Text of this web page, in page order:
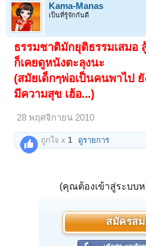
Kama-Manas
เป็นที่รู้จักกันดี
ธรรมชาติมักยุติธรรมเสมอ
ก็เคยดูหนังตะลุงนะ
(สมัยเด็กๆพ่อเป็นคนพาไป
มีความสุข เฮ้อ...)
28 พฤศจิกายน 2010
ถูกใจ x 1 ดูรายการ
(คุณต้องเข้าสู่ระบบ
สมัครส